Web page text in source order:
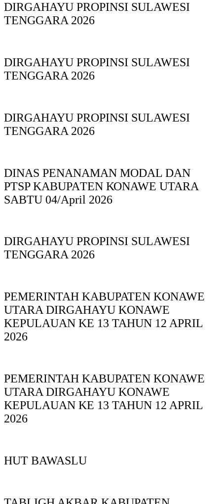
DIRGAHAYU PROPINSI SULAWESI
TENGGARA 2026
DIRGAHAYU PROPINSI SULAWESI
TENGGARA 2026
DIRGAHAYU PROPINSI SULAWESI
TENGGARA 2026
DINAS PΕΝΑΝΑΜAN MODAL DAN
PTSP KABUPAΤΕΝ ΚΟNAWE UTARA
SABTU 04/April 2026
DIRGAHAYU PROPINSI SULAWESI
TENGGARA 2026
PEMERINTAH KABUPATEN KONAWE
UTARA DIRGAHAYU KONAWE
KEPULAUAN KE 13 TAHUN 12 APRIL
2026
PEMERINTAH KABUPATEN KONAWE
UTARA DIRGAHAYU KONAWE
KEPULAUAN KE 13 TAHUN 12 APRIL
2026
HUT BAWASLU